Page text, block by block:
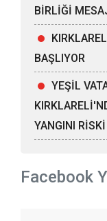
BİRLİĞİ
BAŞLIYOR
YEŞİL
YANGINI RİSKİ
Facebook